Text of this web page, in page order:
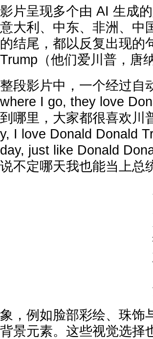
影片呈现多个由 AI 生成
意大利、中东、非洲、中
的结尾，都以反复出现的
Trump（他们爱川普，唐
整段影片中，一个经过自
where I go, they love
到哪里，大家都很喜欢川
y, I love Donald Donald
day, just like Donald
说不定哪天我也能当上总
象，例如脸部彩绘、珠饰
背景元素。这些视觉选择